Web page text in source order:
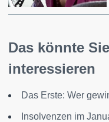
Das könnte
interessieren
Das Erste: Wer
Insolvenzen im